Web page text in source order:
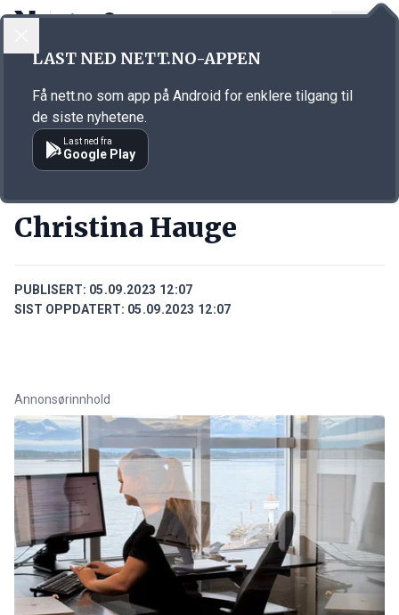
Annonsørinnhold
Christina Hauge
PUBLISERT: 05.09.2023 12:07
SIST OPPDATERT: 05.09.2023 12:07
Annonsørinnhold
LAST NED NETT.NO-APPEN
Få nett.no som app på Android for enklere tilgang til
de siste nyhetene.
Last ned fra
Google Play